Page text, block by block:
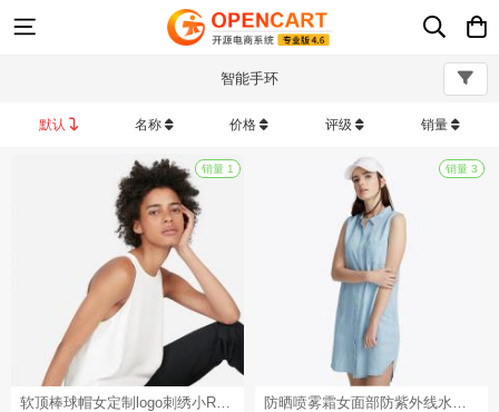
智能手环
默认 名称 价格 评级 销量
软顶棒球帽女定制logo刺绣小R标宽檐显脸小百搭字母鸭舌帽子 防晒喷雾霜女面部防紫外线水晶夏清爽不油腻（满减赠品）